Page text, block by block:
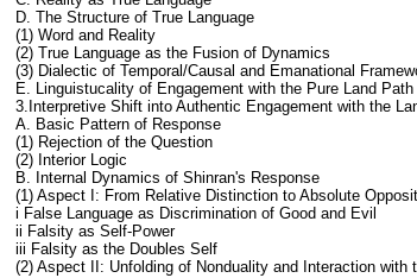
D. The Structure of True Language
(1) Word and Reality
(2) True Language as the Fusion of Dynamics
(3) Dialectic of Temporal/Causal and Emanational
E. Linguistucality of Engagement with the Pure Land Path
3.Interpretive Shift into Authentic Engagement with the
A. Basic Pattern of Response
(1) Rejection of the Question
(2) Interior Logic
B. Internal Dynamics of Shinran's Response
(1) Aspect I: From Relative Distinction to Absolute
i False Language as Discrimination of Good and Evil
ii Falsity as Self-Power
iii Falsity as the Doubles Self
(2) Aspect II: Unfolding of Nonduality and Interaction with